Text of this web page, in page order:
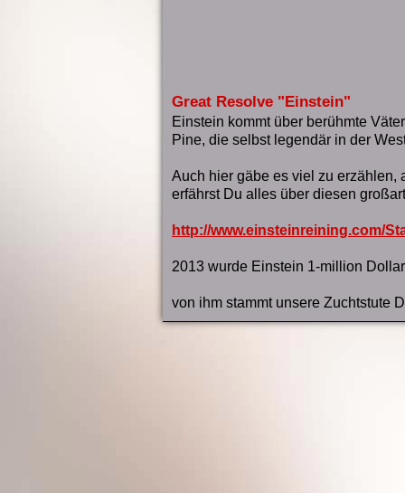
Great Resolve "Einstein"
Einstein kommt über berühmte
Pine, die selbst legendär in der
Auch hier gäbe es viel zu erzählen,
erfährst Du alles über diesen
http://www.einsteinreining.com/
2013 wurde Einstein 1-million
von ihm stammt unsere Zuchtstute